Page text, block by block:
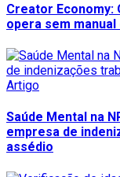
Creator Economy:
opera sem
Artigo
Saúde Mental na
empresa de
assédio